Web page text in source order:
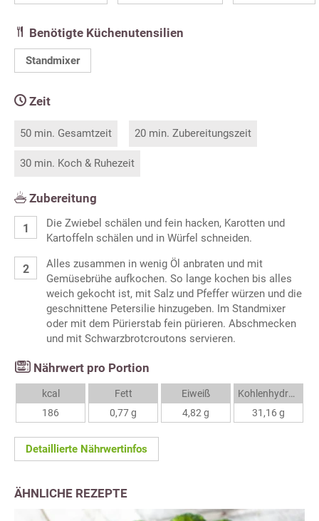
Benötigte Küchenutensilien
Standmixer
Zeit
50 min. Gesamtzeit 20 min. Zubereitungszeit
30 min. Koch & Ruhezeit
Zubereitung
Die Zwiebel schälen und fein hacken, Karotten und
Kartoffeln schälen und in Würfel schneiden.
Alles zusammen in wenig Öl anbraten und mit
Gemüsebrühe aufkochen. So lange kochen bis alles
weich gekocht ist, mit Salz und Pfeffer würzen und die
geschnittene Petersilie hinzugeben. Im Standmixer
oder mit dem Pürierstab fein pürieren. Abschmecken
und mit Schwarzbrotcroutons servieren.
Nährwert pro Portion
kcal
186
Fett
0,77 g
Eiweiß
4,82 g
Kohlenhydrate
31,16 g
Detaillierte Nährwertinfos
ÄHNLICHE REZEPTE